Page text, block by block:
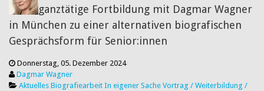
ganztätige Fortbildung mit Dagmar Wagner
in München zu einer alternativen biografischen
Gesprächsform für Senior:innen
Donnerstag, 05. Dezember 2024
Dagmar Wagner
Aktuelles Biografiearbeit In eigener Sache Vortrag / Weiterbildung /